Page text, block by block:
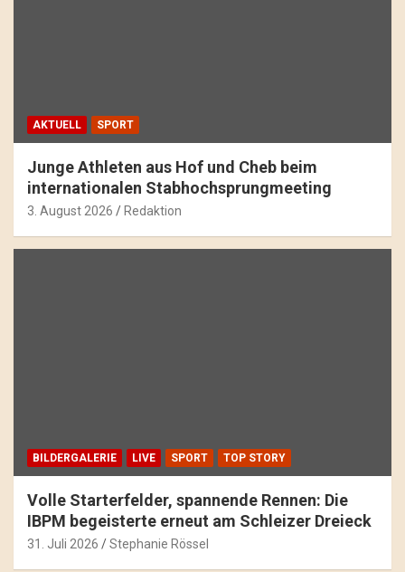
AKTUELL SPORT
Junge Athleten aus Hof und Cheb beim
internationalen Stabhochsprungmeeting
3. August 2026 Redaktion
BILDERGALERIE LIVE SPORT TOP STORY
Volle Starterfelder, spannende Rennen: Die
IBPM begeisterte erneut am Schleizer Dreieck
31. Juli 2026 Stephanie Rössel